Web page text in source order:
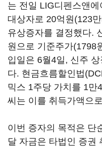
는 전일 LIG디펜스앤
대상자로 20억원(123
유상증자를 결정했다.
원으로 기준주가(1798
입일은 6월4일, 신주
다. 현금흐름할인법
믹스 1주당 가치를 1만
씨는 이를 취득가액으
이번 증자의 목적은 단
달 자금은 타법인 증권